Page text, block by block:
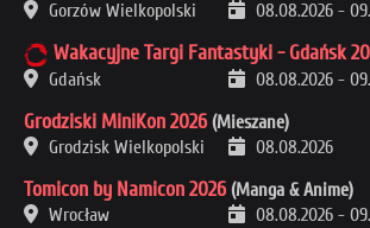
Gorzów Wielkopolski
08.08.2026 -
Wakacyjne Targi Fantastyki - Gdańsk
Gdańsk
08.08.2026 -
Grodziski MiniKon 2026 (Mieszane)
Grodzisk Wielkopolski
08.08.2026
Tomicon by Namicon 2026 (Manga & Anime)
Wrocław
08.08.2026 -